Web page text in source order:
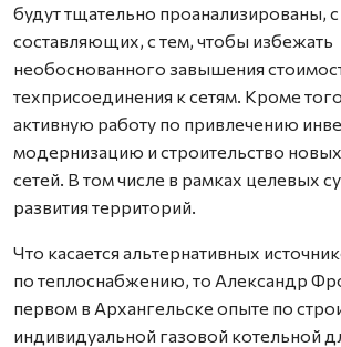
будут тщательно проанализированы, с
составляющих, с тем, чтобы избежать
необоснованного завышения
техприсоединения к сетям. Кроме
активную работу по привлечению
модернизацию и строительство
сетей. В том числе в рамках целевых
развития территорий.
Что касается альтернативных
по теплоснабжению, то Александр
первом в Архангельске опыте по
индивидуальной газовой котельной